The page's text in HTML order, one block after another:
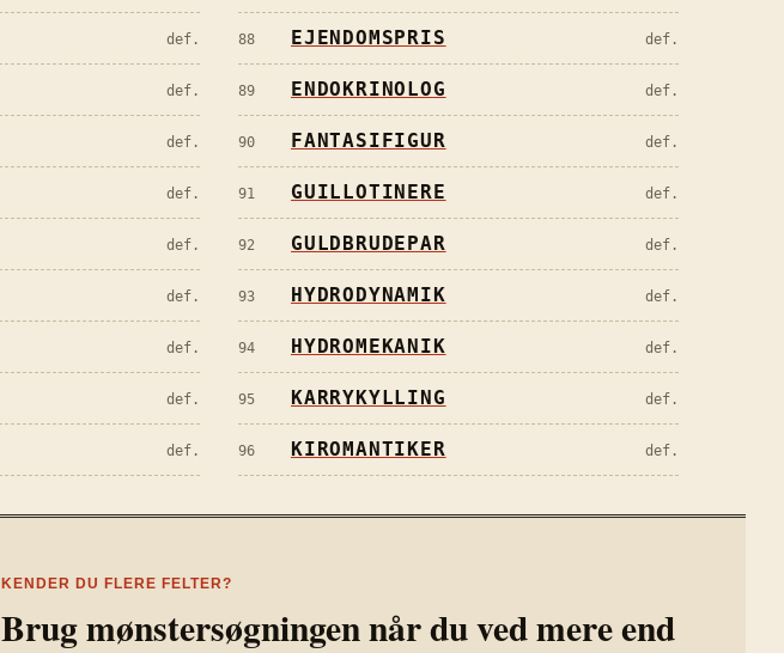
def.
def.
def.
def.
def.
def.
def.
def.
def.
88 EJENDOMSPRIS def.
89 ENDOKRINOLOG def.
90 FANTASIFIGUR def.
91 GUILLOTINERE def.
92 GULDBRUDEPAR def.
93 HYDRODYNAMIK def.
94 HYDROMEKANIK def.
95 KARRYKYLLING def.
96 KIROMANTIKER def.
KENDER DU FLERE FELTER?
Brug mønstersøgningen når du ved mere end